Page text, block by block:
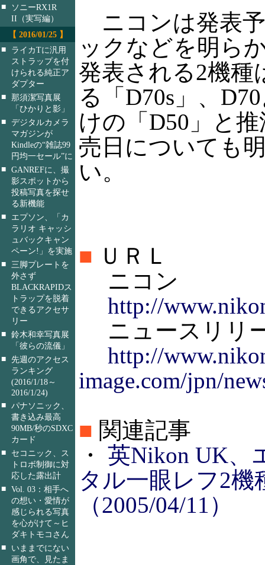
■
ソニーRX1R
II（実写編）
【 2016/01/25 】
■
ライカTに汎用
ストラップを付
けられる純正ア
ダプター
■ 那須潔写真展
「ひかりと影」
■ デジタルカメラ
マガジンが
Kindleの“雑誌99
円均一セール”に
■ GANREFに、撮
影スポットから
投稿写真を探せ
る新機能
■
エプソン、「カ
ラリオ キャッシ
ュバックキャン
ペーン!」を実施
■ 三脚プレートを
外さず
BLACKRAPIDス
トラップを脱着
できるアクセサ
リー
■ 鈴木和幸写真展
「彼らの流儀」
■ 先週のアクセス
ランキング
(2016/1/18～
2016/1/24)
■ パナソニック、
書き込み最高
90MB/秒のSDXC
カード
■
セコニック、ス
トロボ制御に対
応した露出計
■ Vol. 03：相手へ
の想い・愛情が
感じられる写真
を心がけて～ヒ
ダキトモコさん
■
いままでにない
画角で、見たま
ニコンは発表
ックなどを明ら
発表される2機種
る「D70s」、
けの「D50」と
売日についても
い。
■ ＵＲＬ
ニコン
http://
ニュースリリ
http://
image.com/jpn/
■ 関連記事
・ 英Nikon UK、
タル一眼レフ2機
（2005/04/11）